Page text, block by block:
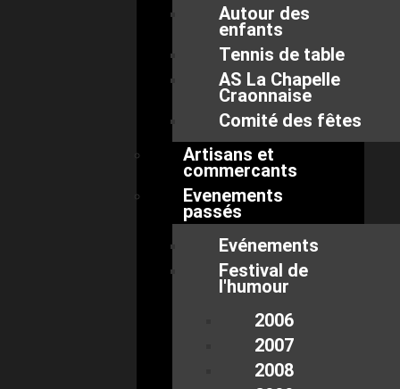
Autour des
enfants
Tennis de table
AS La Chapelle
Craonnaise
Comité des fêtes
Artisans et
commercants
Evenements
passés
Evénements
Festival de
l'humour
2006
2007
2008